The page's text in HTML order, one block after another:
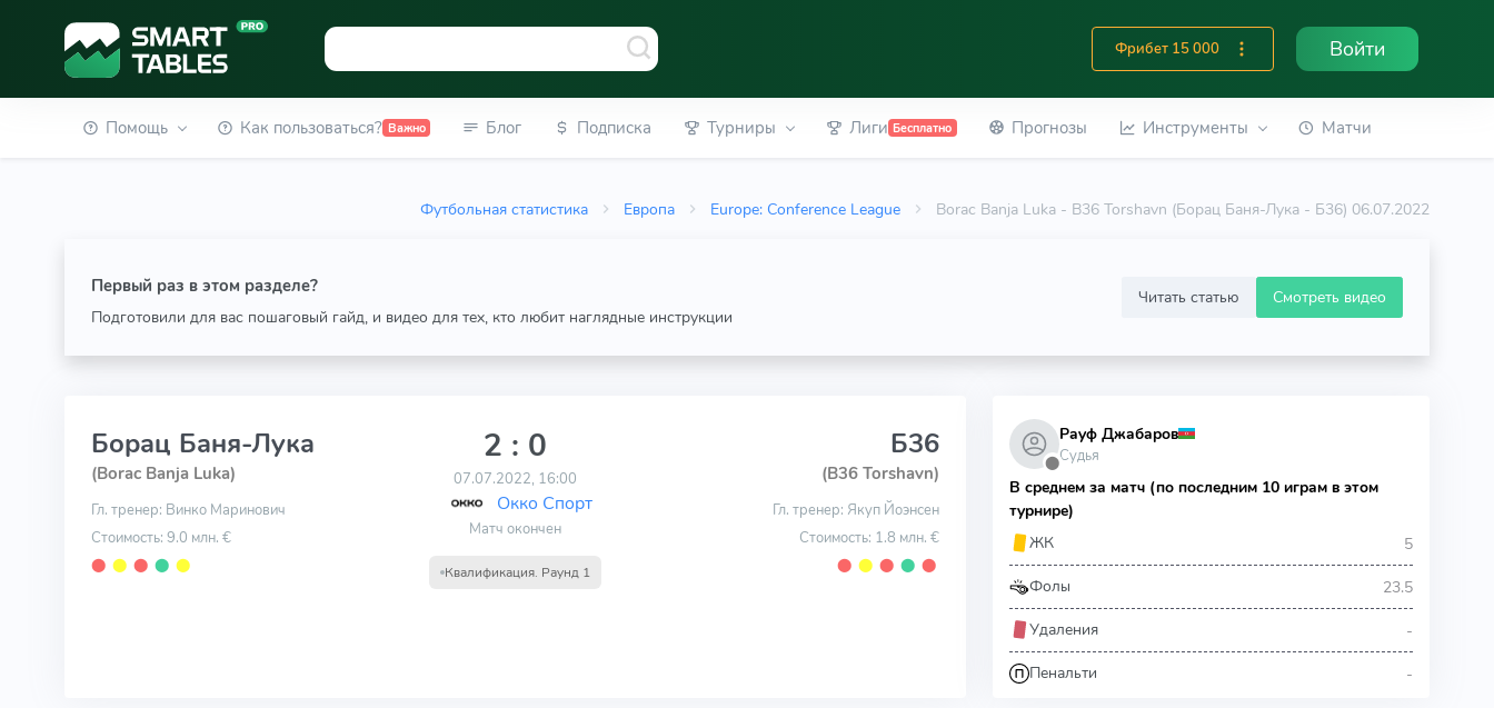
Фрибет 15 000 Войти
Помощь Как пользоваться? Важно Блог Подписка Турниры Лиги Бесплатно Прогнозы Инструменты Матчи
Футбольная статистика Европа Europe: Conference League Borac Banja Luka - B36 Torshavn (Борац Баня-Лука - Б36) 06.07.2022
Первый раз в этом разделе?
Подготовили для вас пошаговый гайд, и видео для тех, кто любит наглядные инструкции
Читать статью Смотреть видео
Борац Баня-Лука
(Borac Banja Luka)
Гл. тренер: Винко Маринович
Стоимость: 9.0 млн. €
⬤ ⬤ ⬤ ⬤ ⬤
2 : 0
07.07.2022, 16:00
Окко Спорт
Матч окончен
Квалификация. Раунд 1
Б36
(B36 Torshavn)
Гл. тренер: Якуп Йоэнсен
Стоимость: 1.8 млн. €
⬤ ⬤ ⬤ ⬤ ⬤
⬤
Рауф Джабаров
Судья
В среднем за матч (по последним 10 играм в этом
турнире)
ЖК
5
Фолы 23.5
Удаления -
Пенальти -